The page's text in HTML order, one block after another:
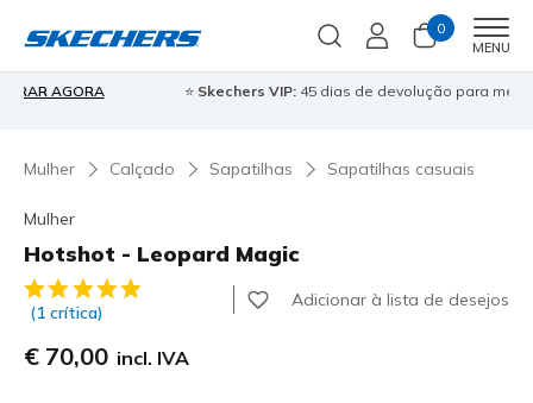
0
MENU
⭐Skechers VIP: 45 dias de devolução para membrosInscreve-te⭐
Mulher Calçado Sapatilhas Sapatilhas casuais
Mulher
Hotshot - Leopard Magic
4 de 5 – Classificação do cliente
(1 crítica)
Adicionar à lista de desejos
€ 70,00 incl. IVA